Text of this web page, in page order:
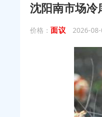
沈阳南市场冷
价格： 面议 2026-